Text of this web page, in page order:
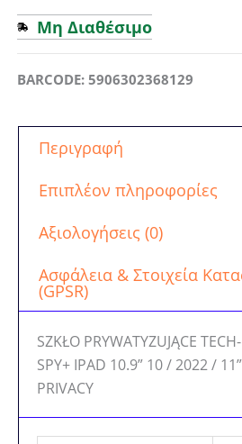
Μη Διαθέσιμο
BARCODE: 5906302368129
Περιγραφή
Επιπλέον πληροφορίες
Αξιολογήσεις (0)
Ασφάλεια & Στοιχεία
(GPSR)
SZKŁO PRYWATYZUJĄCE
SPY+ IPAD 10.9” 10 / 2022 /
PRIVACY